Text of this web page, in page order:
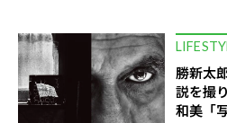
勝新太
説を撮
和美「